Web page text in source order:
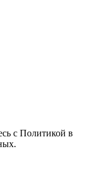
с Политикой в